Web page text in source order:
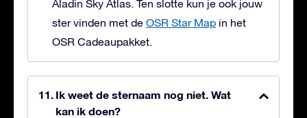
Aladin Sky Atlas. Ten slotte kun je ook jouw
ster vinden met de OSR Star Map in het
OSR Cadeaupakket.
Ik weet de sternaam nog niet. Wat
kan ik doen?